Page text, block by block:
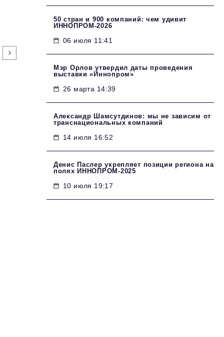
50 стран и 900 компаний: чем удивит
ИННОПРОМ‑2026
06 июля 11:41
Мэр Орлов утвердил даты проведения
выставки «Иннопром»
26 марта 14:39
Александр Шамсутдинов: мы не зависим от
транснациональных компаний
14 июля 16:52
Денис Паслер укрепляет позиции региона на
полях ИННОПРОМ-2025
10 июля 19:17